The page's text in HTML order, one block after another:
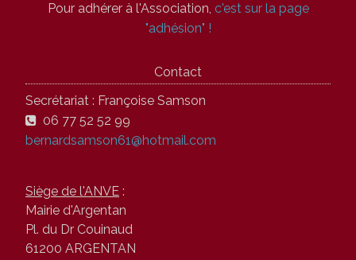
Pour adhérer à l'Association, c'est sur la page
"adhésion" !
Contact
Secrétariat : Françoise Samson
06 77 52 52 99
bernardsamson61@hotmail.com
Siège de l'ANVE :
Mairie d'Argentan
Pl. du Dr Couinaud
61200 ARGENTAN